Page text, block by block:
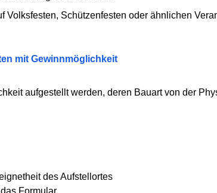
Volksfesten, Schützenfesten oder ähnlichen
mit Gewinnmöglichkeit
aufgestellt werden, deren Bauart von der
des Aufstellortes
Formular.